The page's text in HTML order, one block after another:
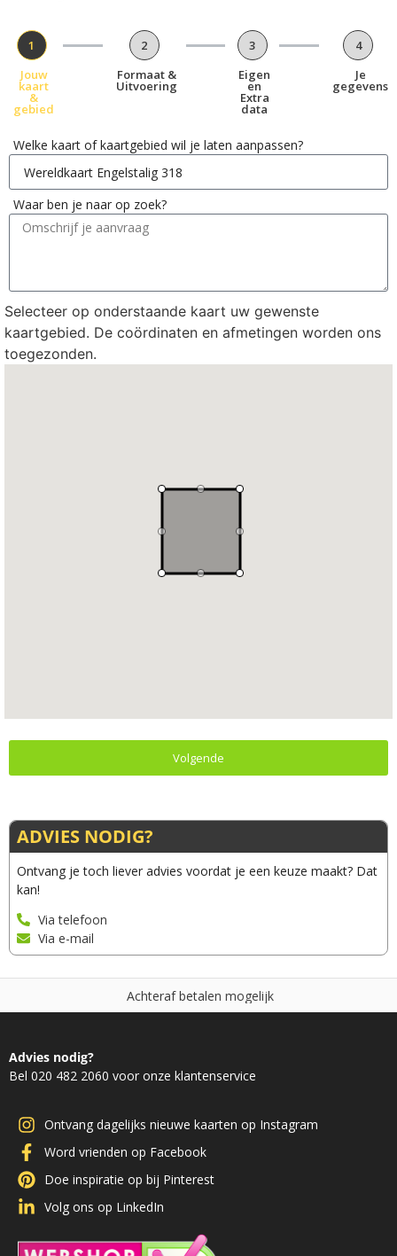
1
Jouw
kaart
&
gebied
2
Formaat &
Uitvoering
3
Eigen
en
Extra
data
4
Je
gegevens
Welke kaart of kaartgebied wil je laten aanpassen?
Waar ben je naar op zoek?
Selecteer op onderstaande kaart uw gewenste
kaartgebied. De coördinaten en afmetingen worden ons
toegezonden.
Volgende
ADVIES NODIG?
Ontvang je toch liever advies voordat je een keuze maakt? Dat
kan!
Via telefoon
Via e-mail
Achteraf betalen mogelijk
Advies nodig?
Bel 020 482 2060 voor onze klantenservice
Ontvang dagelijks nieuwe kaarten op Instagram
Word vrienden op Facebook
Doe inspiratie op bij Pinterest
Volg ons op LinkedIn